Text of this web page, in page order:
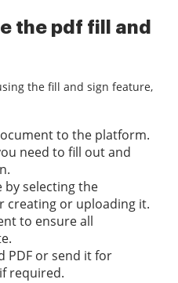
the pdf fill and
the fill and sign feature,
to the platform.
need to fill out and
selecting the
or uploading it.
to ensure all
PDF or send it for
required.